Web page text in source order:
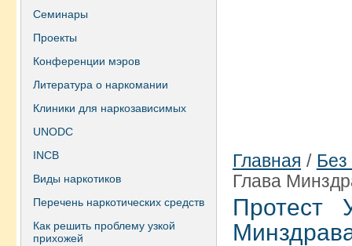
Семинары
Проекты
Конференции мэров
Литература о наркомании
Клиники для наркозависимых
UNODC
INCB
Виды наркотиков
Перечень наркотических средств
Как решить проблему узкой
прихожей
Главная / Без
Глава
Протест